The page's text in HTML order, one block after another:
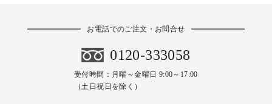
お電話でのご注文・お問合せ
0120-333058
受付時間：月曜～金曜日 9:00～17:00
（土日祝日を除く）